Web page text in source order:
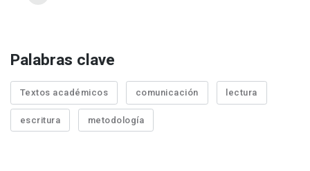
Palabras clave
Textos académicos comunicación lectura
escritura metodología